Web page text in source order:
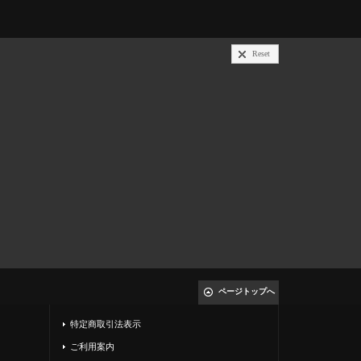
Reset
ページトップへ
特定商取引法表示
ご利用案内